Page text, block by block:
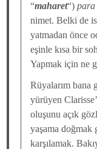
“maharet“) para
nimet. Belki de
yatmadan önce
eşinle kısa bir
Yapmak için ne
Rüyalarım bana
yürüyen
oluşunu açık
yaşama doğmak
karşılamak.